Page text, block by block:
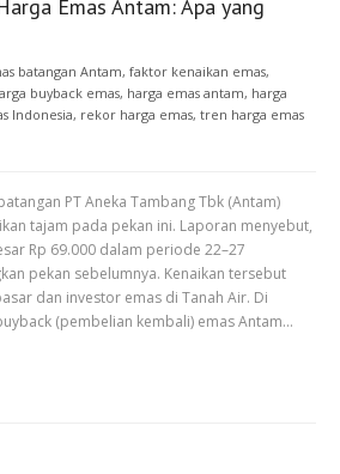
Emas Antam: Apa yang
batangan Antam, faktor kenaikan emas,
buyback emas, harga emas antam, harga
Indonesia, rekor harga emas, tren harga emas
PT Aneka Tambang Tbk (Antam)
tajam pada pekan ini. Laporan menyebut,
Rp 69.000 dalam periode 22–27
pekan sebelumnya. Kenaikan tersebut
dan investor emas di Tanah Air. Di
(pembelian kembali) emas Antam…